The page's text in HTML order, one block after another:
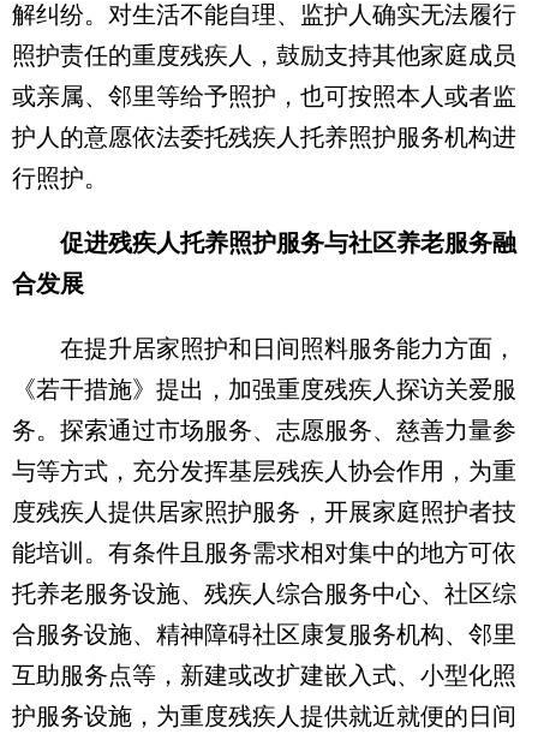
解纠纷。对生活不能自理、监护人确实无法履行
照护责任的重度残疾人，鼓励支持其他家庭成员
或亲属、邻里等给予照护，也可按照本人或者监
护人的意愿依法委托残疾人托养照护服务机构进
行照护。
促进残疾人托养照护服务与社区养老服务融
合发展
在提升居家照护和日间照料服务能力方面，
《若干措施》提出，加强重度残疾人探访关爱服
务。探索通过市场服务、志愿服务、慈善力量参
与等方式，充分发挥基层残疾人协会作用，为重
度残疾人提供居家照护服务，开展家庭照护者技
能培训。有条件且服务需求相对集中的地方可依
托养老服务设施、残疾人综合服务中心、社区综
合服务设施、精神障碍社区康复服务机构、邻里
互助服务点等，新建或改扩建嵌入式、小型化照
护服务设施，为重度残疾人提供就近就便的日间